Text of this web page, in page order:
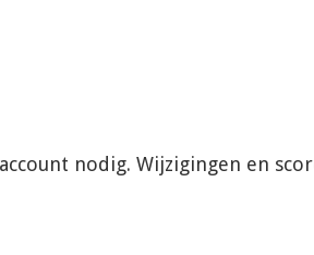
nodig. Wijzigingen en